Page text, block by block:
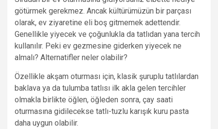
götürmek gerekmez. Ancak kültürümüzün bir parçası
olarak, ev ziyaretine eli boş gitmemek adettendir.
Genellikle yiyecek ve çoğunlukla da tatlıdan yana tercih
kullanılır. Peki ev gezmesine giderken yiyecek ne
almalı? Alternatifler neler olabilir?
Özellikle akşam oturması için, klasik şuruplu tatlılardan
baklava ya da tulumba tatlısı ilk akla gelen tercihler
olmakla birlikte öğlen, öğleden sonra, çay saati
oturmasına gidilecekse tatlı-tuzlu karışık kuru pasta
daha uygun olabilir.